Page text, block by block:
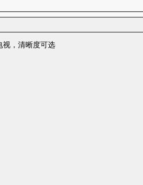
视，清晰度可选